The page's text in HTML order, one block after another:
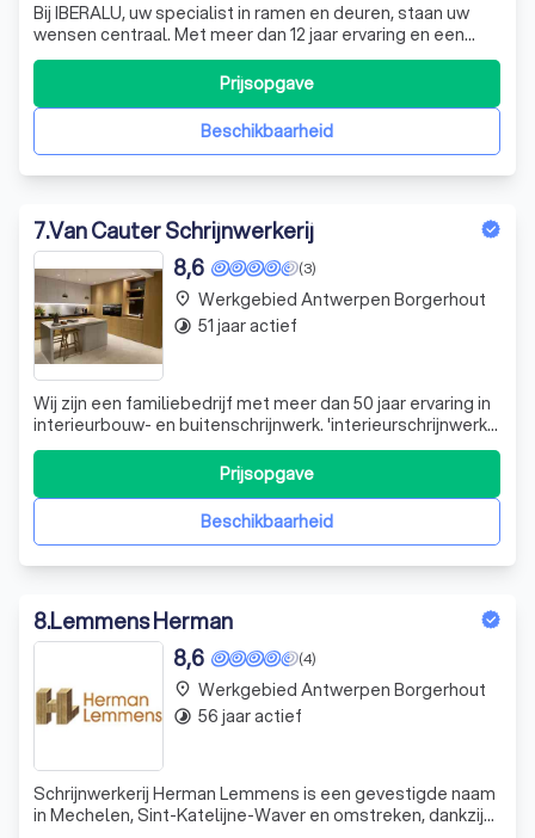
Bij IBERALU, uw specialist in ramen en deuren, staan uw
wensen centraal. Met meer dan 12 jaar ervaring en een
solide reputatie, bieden wij u hoogwaardige aluminium en
pvc ramen en deuren op maat. Onze producten, variërend
van schuifdeuren en vouwdeuren tot glazen balustrades
en veranda's, geven stijBeschikbaarheid
Prijsopgave
7.Van Cauter Schrijnwerkerij
(3)
8,6
Wij zijn een familiebedrijf met meer dan 50 jaar ervaring in
interieurbouw- en buitenschrijnwerk. 'interieurschrijnwerk'
Keukens, kasten, dressings en algemeen maatmeubilair.
Ramen en deuren in hout, PVC en aluminium. Alle soorten
houten binnendeuren. Dit alles kunnen we waarmaken en
Beschikbaarheid
Prijsopgave
place Werkgebied Antwerpen Borgerhout
timelapse 51 jaar actief
8.Lemmens Herman
(4)
8,6
Schrijnwerkerij Herman Lemmens is een gevestigde naam
in Mechelen, Sint-Katelijne-Waver en omstreken, dankzij
place Werkgebied Antwerpen Borgerhout
timelapse 56 jaar actief